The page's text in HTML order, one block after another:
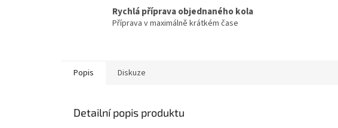
Rychlá příprava objednaného kola
Příprava v maximálně krátkém čase
Popis Diskuze
Detailní popis produktu